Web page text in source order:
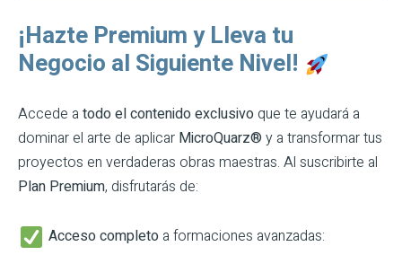
¡Hazte Premium y Lleva tu
Negocio al Siguiente Nivel!
Accede a todo el contenido exclusivo que te ayudará a
dominar el arte de aplicar MicroQuarz® y a transformar tus
proyectos en verdaderas obras maestras. Al suscribirte al
Plan Premium, disfrutarás de:
Acceso completo a formaciones avanzadas: